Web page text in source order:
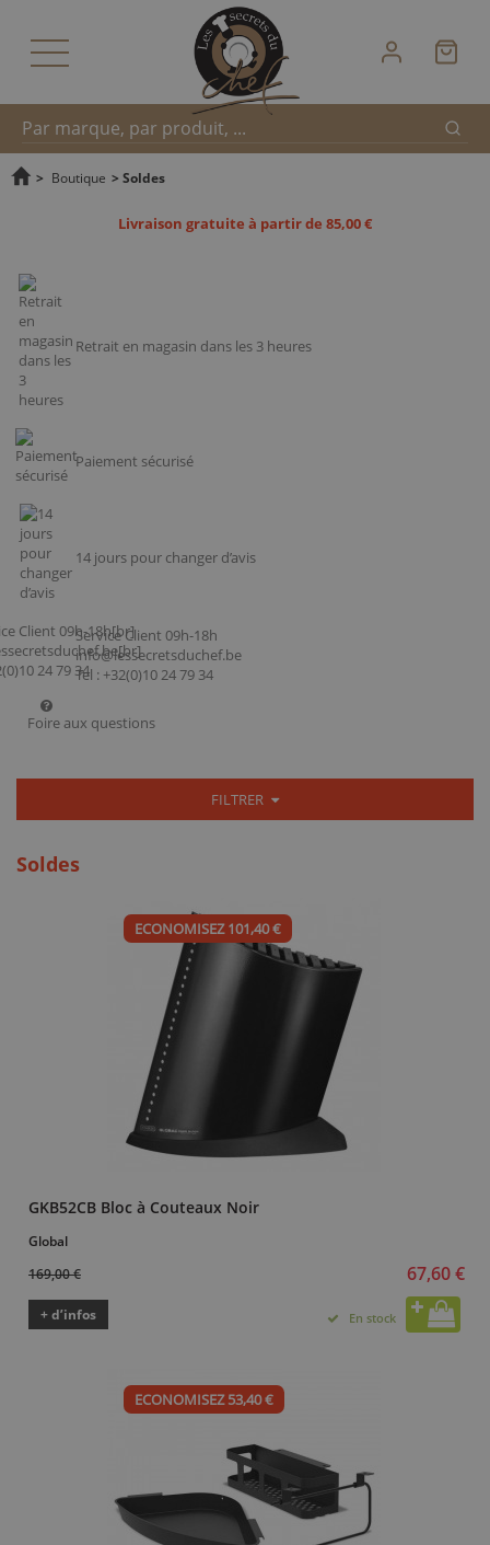
Recherche
> Boutique > Soldes
Livraison gratuite à partir de 85,00 €
Retrait en magasin dans les 3 heures
Paiement sécurisé
14 jours pour changer d’avis
Service Client 09h-18h
info@lessecretsduchef.be
Tel : +32(0)10 24 79 34
Foire aux questions
FILTRER
Soldes
ECONOMISEZ 101,40 €
GKB52CB Bloc à Couteaux Noir
Global
169,00 €
67,60 €
+ d’infos En stock
ECONOMISEZ 53,40 €